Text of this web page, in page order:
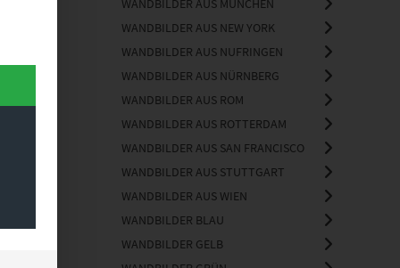
WANDBILDER AUS MÜNCHEN
WANDBILDER AUS NEW YORK
WANDBILDER AUS NUFRINGEN
WANDBILDER AUS NÜRNBERG
WANDBILDER AUS ROM
WANDBILDER AUS ROTTERDAM
WANDBILDER AUS SAN FRANCISCO
WANDBILDER AUS STUTTGART
WANDBILDER AUS WIEN
WANDBILDER BLAU
WANDBILDER GELB